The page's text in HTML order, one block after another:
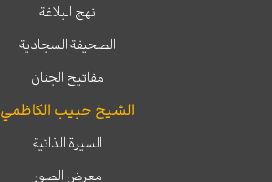
نهج البلاغة
الصحيفة السجادية
مفاتيح الجنان
الشيخ حبيب الكاظمي
السيرة الذاتية
معرض الصور